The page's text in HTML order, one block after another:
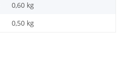
0,60 kg
0,50 kg